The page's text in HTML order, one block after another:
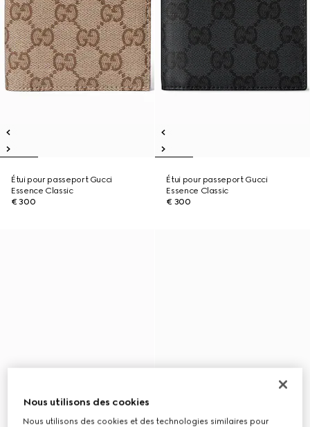
Étui pour passeport Gucci
Essence Classic
€ 300
Étui pour passeport Gucci
Essence Classic
€ 300
Nous utilisons des cookies
Nous utilisons des cookies et des technologies similaires pour